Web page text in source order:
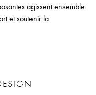
agissent ensemble
et soutenir la